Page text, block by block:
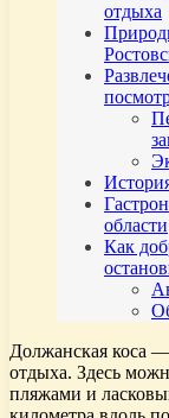
отдыха
области
Как
Должанская коса
отдыха. Здесь
пляжами и